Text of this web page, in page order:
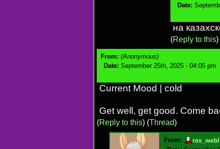
Date:
на
(Reply to this)
From: (Anonymous)
Date: September 25th, 2025 - 04:05 pm
Current Mood | cold
Get well, get good. Come
(Reply to this) (Thread)
From: